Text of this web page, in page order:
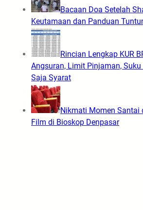
Bacaan Doa Setelah
Keutamaan dan Panduan
Rincian Lengkap KUR
Angsuran, Limit Pinjaman, Suku
Saja Syarat
Nikmati Momen Santai
Film di Bioskop Denpasar